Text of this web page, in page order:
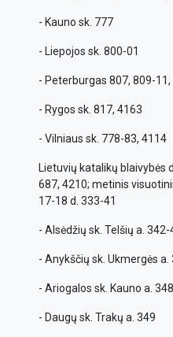
- Kauno sk. 777
- Liepojos sk. 800-01
- Peterburgas 807, 809-
- Rygos sk. 817, 4163
- Vilniaus sk. 778-83, 4114
Lietuvių katalikų blaivybės
687, 4210; metinis
17-18 d. 333-41
- Alsėdžių sk. Telšių a. 342-
- Anykščių sk. Ukmergės a.
- Ariogalos sk. Kauno a.
- Daugų sk. Trakų a. 349